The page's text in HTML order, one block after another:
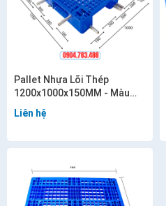
Pallet Nhựa Lõi Thép
1200x1000x150MM - Màu
Liên hệ